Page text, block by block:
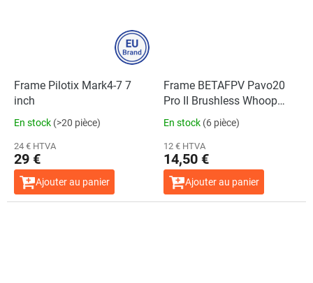
Frame Pilotix Mark4-7 7
inch
En stock (>20 pièce)
24 € HTVA
29 €
Ajouter au panier
Frame BETAFPV Pavo20
Pro II Brushless Whoop
Frame O4 Pro Black
En stock (6 pièce)
12 € HTVA
14,50 €
Ajouter au panier